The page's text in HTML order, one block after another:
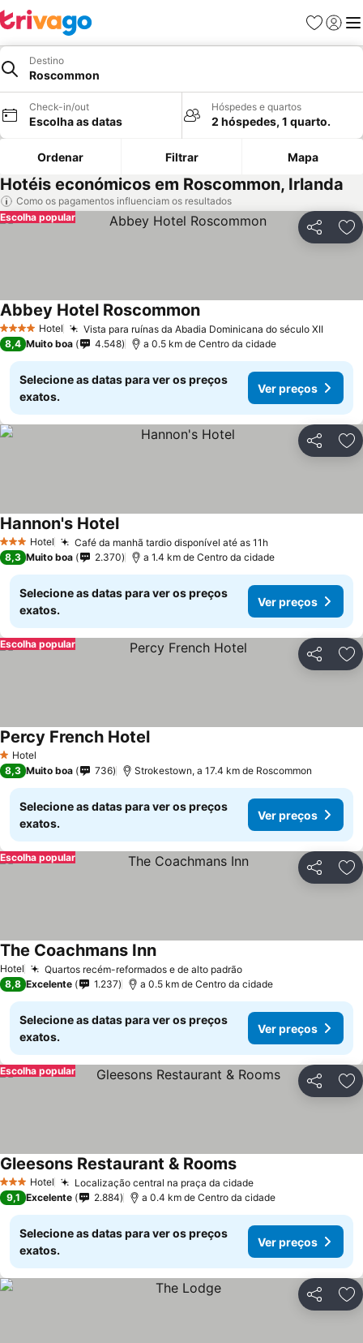
Favoritos
Iniciar
Destino
Roscommon
Check-in/out
Escolha as datas
Hóspedes e quartos
2 hóspedes, 1 quarto.
Ordenar Filtrar Mapa
Hotéis económicos em Roscommon, Irlanda
Como os pagamentos influenciam os resultados
Partilhar
Escolha popular
4 EstrelasHotel Vista para ruínas da Abadia Dominicana do século XII
Abbey Hotel Roscommon
8,4 Muito boa 4.548 a 0.5 km de Centro da cidade
Selecione as datas para ver os preços
exatos.
Ver preços
Partilhar
3 EstrelasHotel Café da manhã tardio disponível até as 11h
Hannon's Hotel
8,3 Muito boa 2.370 a 1.4 km de Centro da cidade
Selecione as datas para ver os preços
exatos.
Ver preços
Partilhar
Escolha popular
1 Estrelas
Hotel
Percy French Hotel
8,3 Muito boa 736 Strokestown, a 17.4 km de Roscommon
Selecione as datas para ver os preços
exatos.
Ver preços
Partilhar
Escolha popular
Hotel Quartos recém-reformados e de alto padrão
The Coachmans Inn
8,8 Excelente 1.237 a 0.5 km de Centro da cidade
Selecione as datas para ver os preços
exatos.
Ver preços
Partilhar
Escolha popular
3 EstrelasHotel Localização central na praça da cidade
Gleesons Restaurant & Rooms
9,1 Excelente 2.884 a 0.4 km de Centro da cidade
Selecione as datas para ver os preços
exatos.
Ver preços
Partilhar